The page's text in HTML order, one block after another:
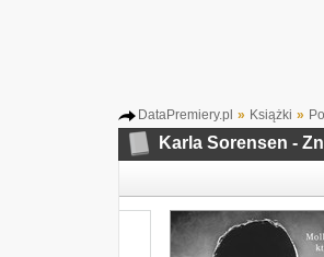
DataPremiery.pl » Książki »
Karla Sorensen -